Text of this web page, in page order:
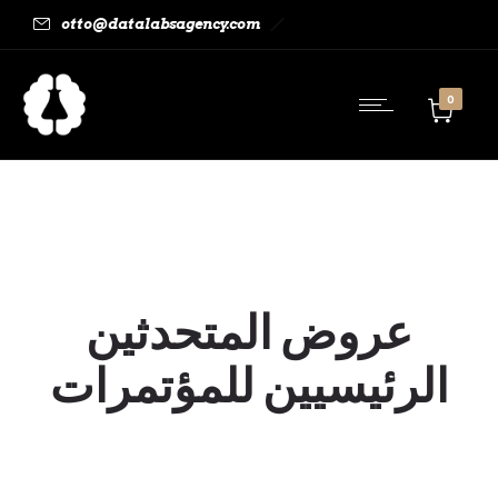
otto@datalabsagency.com
0
عروض المتحدثين
الرئيسيين للمؤتمرات